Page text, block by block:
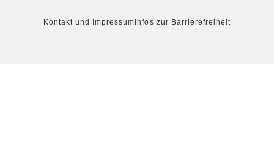
Kontakt und Impressum Infos zur Barrierefreiheit